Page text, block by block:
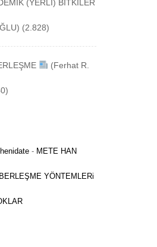
(YERLİ) BİTKİLER
(2.828)
(Ferhat R.
- METE HAN
YÖNTEMLERi